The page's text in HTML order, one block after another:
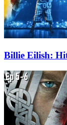
Billie Eilish: